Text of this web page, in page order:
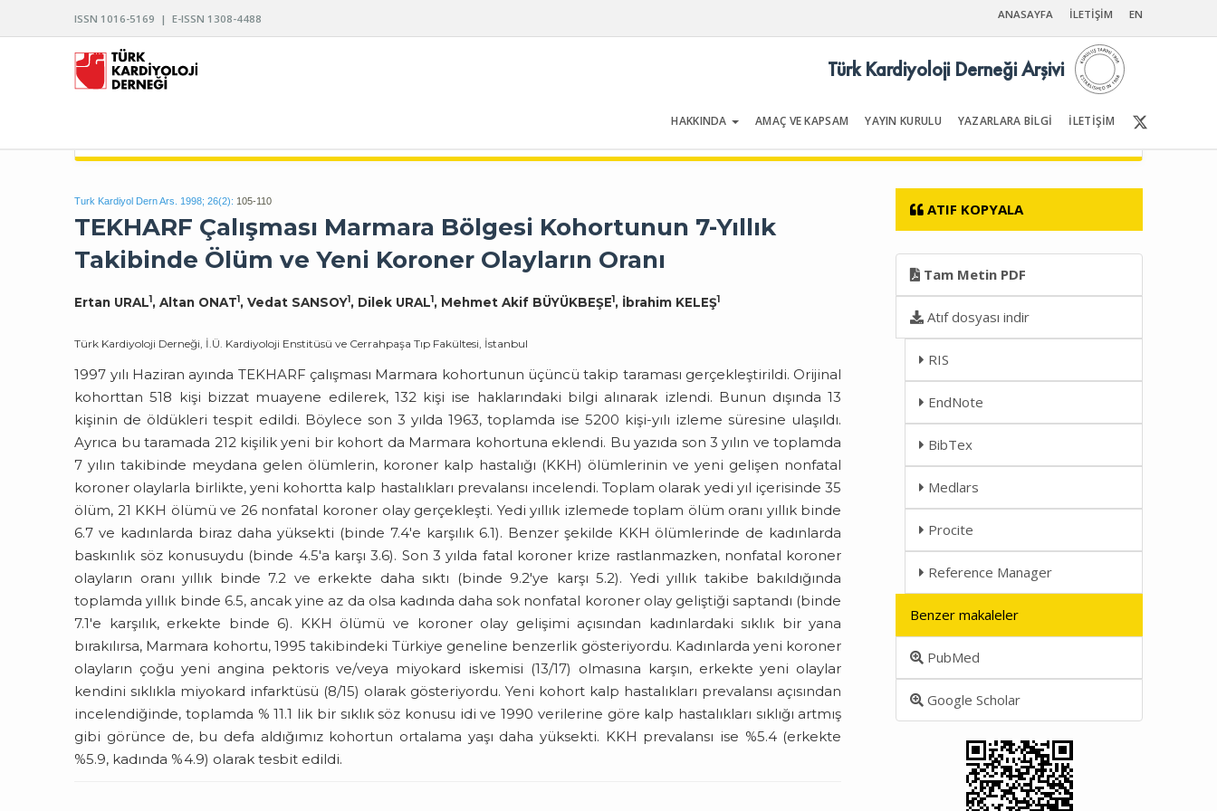
ISSN 1016-5169 | E-ISSN 1308-4488 ANASAYFA İLETİŞİM EN
HAKKINDA AMAÇ VE KAPSAM YAYIN KURULU YAZARLARA BİLGİ İLETİŞİM
Türk Kardiyoloji Derneği Arşivi
Turk Kardiyol Dern Ars. 1998; 26(2): 105-110
TEKHARF Çalışması Marmara Bölgesi Kohortunun 7-Yıllık
Takibinde Ölüm ve Yeni Koroner Olayların Oranı
Ertan URAL1, Altan ONAT1, Vedat SANSOY1, Dilek URAL1, Mehmet Akif BÜYÜKBEŞE1, İbrahim KELEŞ1
Türk Kardiyoloji Derneği, İ.Ü. Kardiyoloji Enstitüsü ve Cerrahpaşa Tıp Fakültesi, İstanbul
1997 yılı Haziran ayında TEKHARF çalışması Marmara kohortunun üçüncü takip taraması gerçekleştirildi. Orijinal
kohorttan 518 kişi bizzat muayene edilerek, 132 kişi ise haklarındaki bilgi alınarak izlendi. Bunun dışında 13
kişinin de öldükleri tespit edildi. Böylece son 3 yılda 1963, toplamda ise 5200 kişi-yılı izleme süresine ulaşıldı.
Ayrıca bu taramada 212 kişilik yeni bir kohort da Marmara kohortuna eklendi. Bu yazıda son 3 yılın ve toplamda
7 yılın takibinde meydana gelen ölümlerin, koroner kalp hastalığı (KKH) ölümlerinin ve yeni gelişen nonfatal
koroner olaylarla birlikte, yeni kohortta kalp hastalıkları prevalansı incelendi. Toplam olarak yedi yıl içerisinde 35
ölüm, 21 KKH ölümü ve 26 nonfatal koroner olay gerçekleşti. Yedi yıllık izlemede toplam ölüm oranı yıllık binde
6.7 ve kadınlarda biraz daha yüksekti (binde 7.4'e karşılık 6.1). Benzer şekilde KKH ölümlerinde de kadınlarda
baskınlık söz konusuydu (binde 4.5'a karşı 3.6). Son 3 yılda fatal koroner krize rastlanmazken, nonfatal koroner
olayların oranı yıllık binde 7.2 ve erkekte daha sıktı (binde 9.2'ye karşı 5.2). Yedi yıllık takibe bakıldığında
toplamda yıllık binde 6.5, ancak yine az da olsa kadında daha sok nonfatal koroner olay geliştiği saptandı (binde
7.1'e karşılık, erkekte binde 6). KKH ölümü ve koroner olay gelişimi açısından kadınlardaki sıklık bir yana
bırakılırsa, Marmara kohortu, 1995 takibindeki Türkiye geneline benzerlik gösteriyordu. Kadınlarda yeni koroner
olayların çoğu yeni angina pektoris ve/veya miyokard iskemisi (13/17) olmasına karşın, erkekte yeni olaylar
kendini sıklıkla miyokard infarktüsü (8/15) olarak gösteriyordu. Yeni kohort kalp hastalıkları prevalansı açısından
incelendiğinde, toplamda % 11.1 lik bir sıklık söz konusu idi ve 1990 verilerine göre kalp hastalıkları sıklığı artmış
gibi görünce de, bu defa aldığımız kohortun ortalama yaşı daha yüksekti. KKH prevalansı ise %5.4 (erkekte
%5.9, kadında %4.9) olarak tesbit edildi.
ATIF KOPYALA
Tam Metin PDF
Atıf dosyası indir
RIS
EndNote
BibTex
Medlars
Procite
Reference Manager
Benzer makaleler
PubMed
Google Scholar